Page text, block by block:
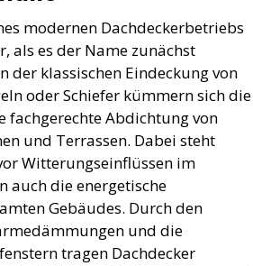
modernen Dachdeckerbetriebs
als es der Name zunächst
der klassischen Eindeckung von
oder Schiefer kümmern sich die
fachgerechte Abdichtung von
und Terrassen. Dabei steht
Witterungseinflüssen im
auch die energetische
Gebäudes. Durch den
und die
tragen Dachdecker